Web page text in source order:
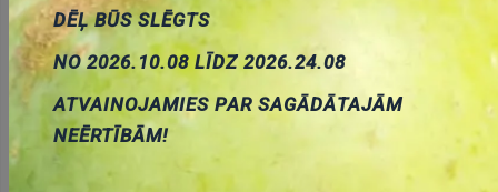
Pievienot grozam
DĒĻ BŪS SLĒGTS
NO 2026.10.08 LĪDZ 2026.24.08
ATVAINOJAMIES PAR SAGĀDĀTAJĀM
NEĒRTĪBĀM!